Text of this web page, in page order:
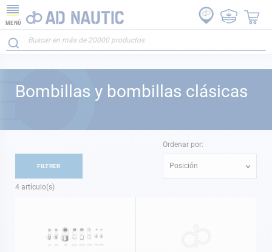
MENÚ
Bombillas y bombillas clásicas
4 artículo(s)
Ordenar por:
Posición
FILTRER